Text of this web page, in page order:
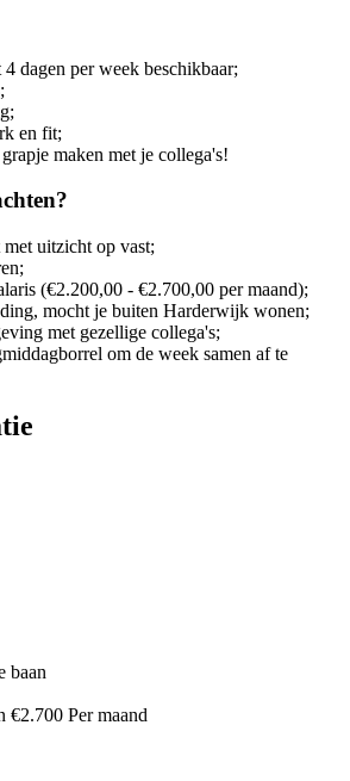
4 dagen per week beschikbaar;
en fit;
maken met je collega's!
uitzicht op vast;
(€2.200,00 - €2.700,00 per maand);
mocht je buiten Harderwijk wonen;
met gezellige collega's;
om de week samen af te
baan
€2.700 Per maand